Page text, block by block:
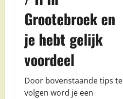
Grootebroek en
je hebt gelijk
voordeel
Door bovenstaande tips te
volgen word je een